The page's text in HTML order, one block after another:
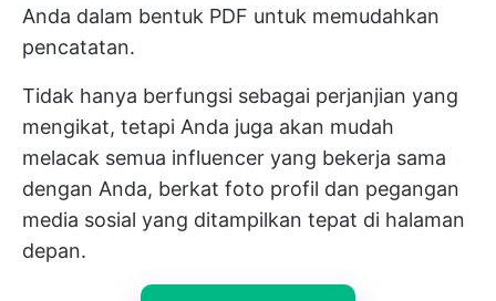
Anda dalam bentuk PDF untuk memudahkan
pencatatan.
Tidak hanya berfungsi sebagai perjanjian yang
mengikat, tetapi Anda juga akan mudah
melacak semua influencer yang bekerja sama
dengan Anda, berkat foto profil dan pegangan
media sosial yang ditampilkan tepat di halaman
depan.